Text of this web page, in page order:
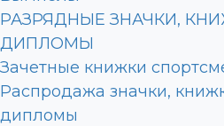
РАЗРЯДНЫЕ ЗНАЧКИ,
ДИПЛОМЫ
Зачетные книжки
Распродажа значки,
дипломы